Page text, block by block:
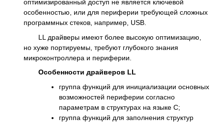
оптимизированный доступ не является ключевой
особенностью, или для периферии требующей сложных
программных стеков, например, USB.
LL драйверы имеют более высокую оптимизацию,
но хуже портируемы, требуют глубокого знания
микроконтроллера и периферии.
Особенности драйверов LL
группа функций для инициализации основных
возможностей периферии согласно
параметрам в структурах на языке С;
группа функций для заполнения структур